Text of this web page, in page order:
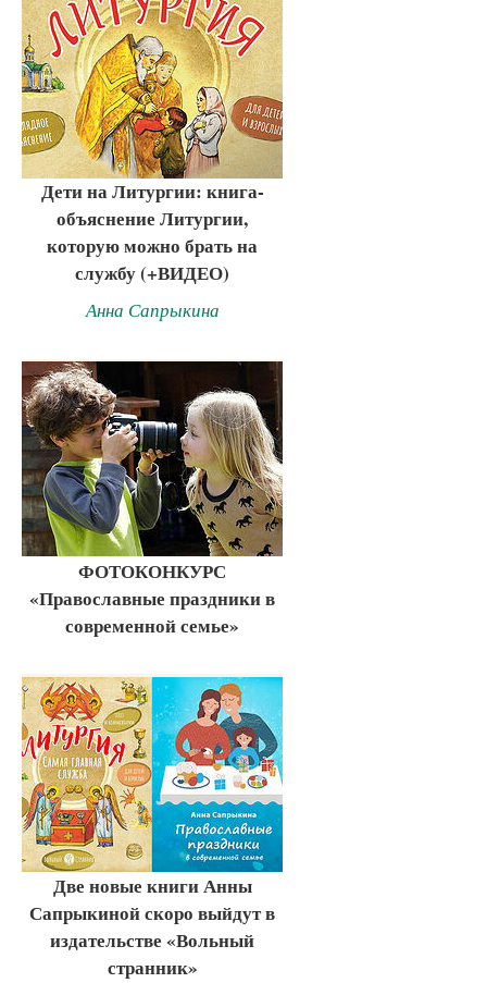
Дети на Литургии: книга-
объяснение Литургии,
которую можно брать на
службу (+ВИДЕО)
Анна Сапрыкина
ФОТОКОНКУРС
«Православные праздники в
современной семье»
Две новые книги Анны
Сапрыкиной скоро выйдут в
издательстве «Вольный
странник»